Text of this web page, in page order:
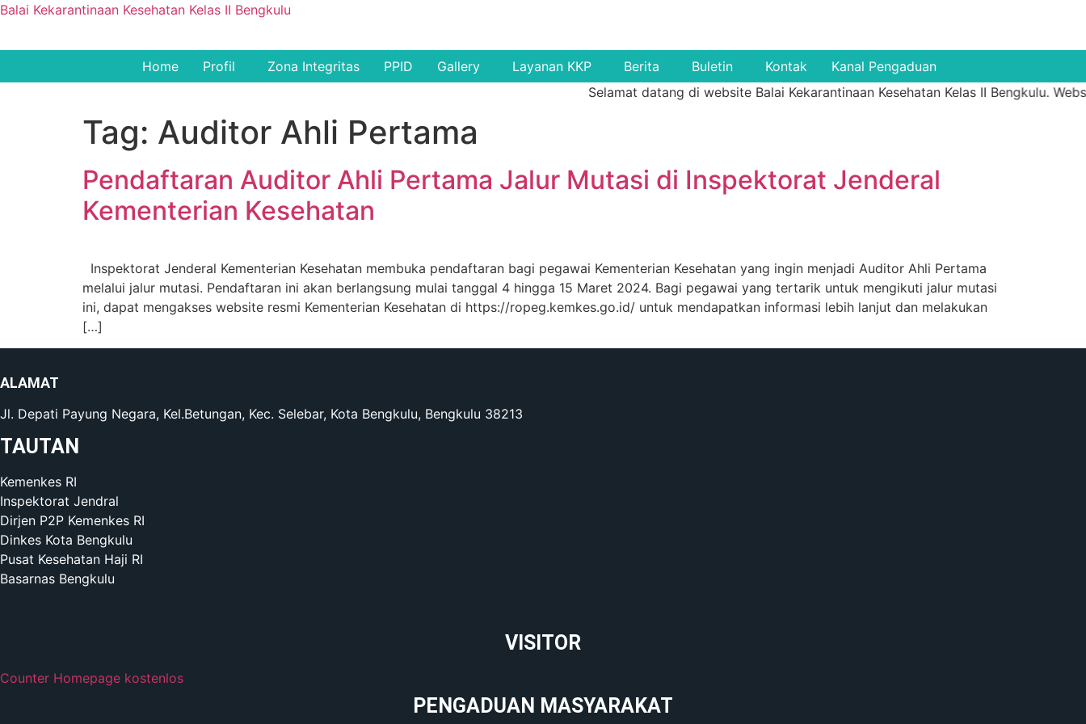
Balai Kekarantinaan Kesehatan Kelas II Bengkulu
Home Profil Zona Integritas PPID Gallery Layanan KKP Berita Buletin Kontak
Kanal Pengaduan
Selamat datang di website Balai Kekarantinaan Kesehatan Kelas II Bengkulu.
Tag: Auditor Ahli Pertama
Pendaftaran Auditor Ahli Pertama Jalur Mutasi di Inspektorat Jenderal
Kementerian Kesehatan
Inspektorat Jenderal Kementerian Kesehatan membuka pendaftaran bagi pegawai Kementerian Kesehatan yang ingin menjadi Auditor Ahli Pertama
melalui jalur mutasi. Pendaftaran ini akan berlangsung mulai tanggal 4 hingga 15 Maret 2024. Bagi pegawai yang tertarik untuk mengikuti jalur mutasi
ini, dapat mengakses website resmi Kementerian Kesehatan di https://ropeg.kemkes.go.id/ untuk mendapatkan informasi lebih lanjut dan melakukan
[…]
ALAMAT
Jl. Depati Payung Negara, Kel.Betungan, Kec. Selebar, Kota Bengkulu, Bengkulu 38213
TAUTAN
Kemenkes RI
Inspektorat Jendral
Dirjen P2P Kemenkes RI
Dinkes Kota Bengkulu
Pusat Kesehatan Haji RI
Basarnas Bengkulu
VISITOR
Counter Homepage kostenlos
PENGADUAN MASYARAKAT